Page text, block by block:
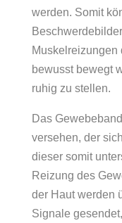
werden. Somit
Muskelreizungen
bewusst bewegt
ruhig zu stellen.
Das
versehen, der
dieser somit
Reizung des
der Haut werden
Signale